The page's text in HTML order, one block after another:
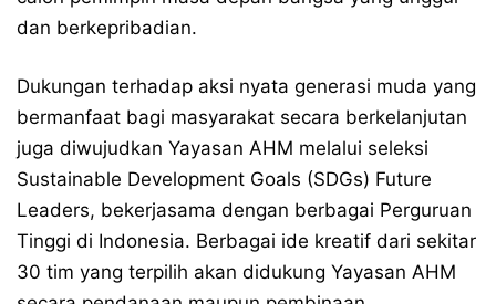
dan berkepribadian.
Dukungan terhadap aksi nyata generasi muda yang
bermanfaat bagi masyarakat secara berkelanjutan
juga diwujudkan Yayasan AHM melalui seleksi
Sustainable Development Goals (SDGs) Future
Leaders, bekerjasama dengan berbagai Perguruan
Tinggi di Indonesia. Berbagai ide kreatif dari sekitar
30 tim yang terpilih akan didukung Yayasan AHM